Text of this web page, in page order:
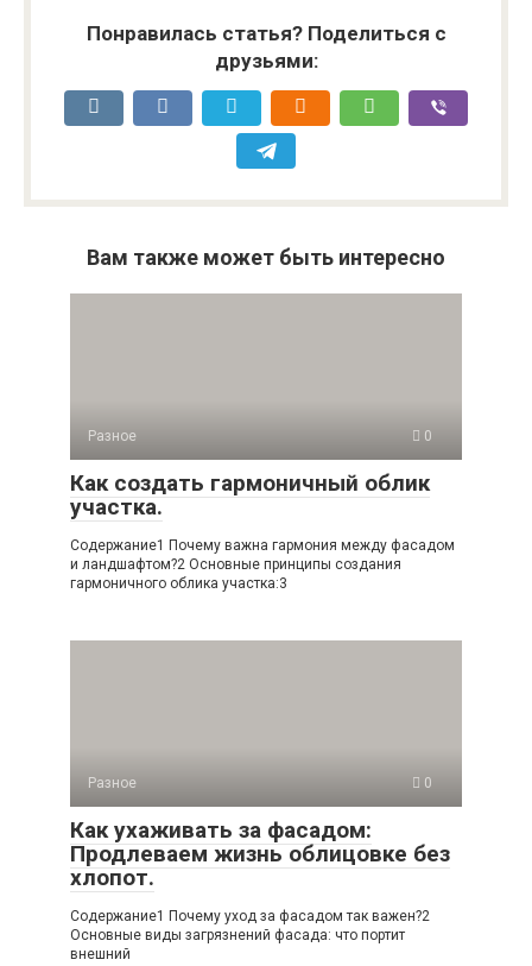
Понравилась статья? Поделиться с
друзьями:
Вам также может быть интересно
Разное 0
Как создать гармоничный облик
участка.
Содержание1 Почему важна гармония между фасадом
и ландшафтом?2 Основные принципы создания
гармоничного облика участка:3
Разное 0
Как ухаживать за фасадом:
Продлеваем жизнь облицовке без
хлопот.
Содержание1 Почему уход за фасадом так важен?2
Основные виды загрязнений фасада: что портит
внешний